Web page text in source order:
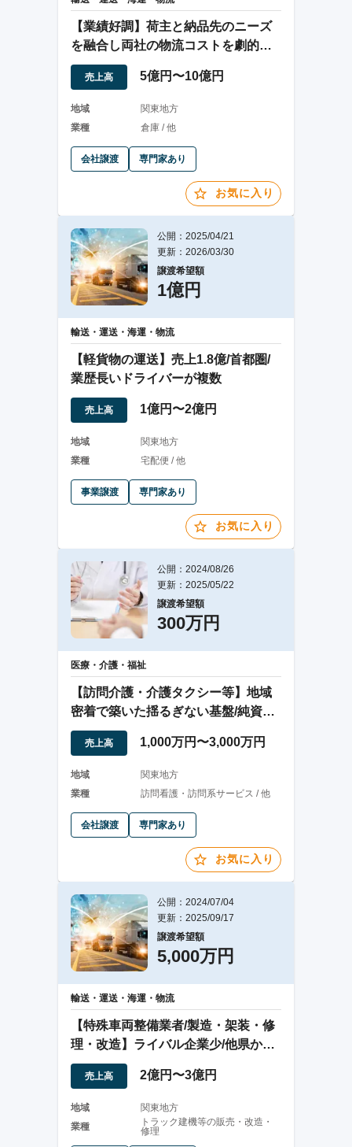
【業績好調】荷主と納品先のニーズ
を融合し両社の物流コストを劇的に
削減する物流会社
売上高 5億円〜10億円
地域
関東地方
業種
倉庫 / 他
会社譲渡 専門家あり
お気に入り
公開：2025/04/21
更新：2026/03/30
譲渡希望額
1億円
輸送・運送・海運・物流
【軽貨物の運送】売上1.8億/首都圏/
業歴長いドライバーが複数
売上高 1億円〜2億円
地域
関東地方
業種
宅配便 / 他
事業譲渡 専門家あり
お気に入り
公開：2024/08/26
更新：2025/05/22
譲渡希望額
300万円
医療・介護・福祉
【訪問介護・介護タクシー等】地域
密着で築いた揺るぎない基盤/純資産
＞譲渡金額
売上高 1,000万円〜3,000万円
地域
関東地方
業種
訪問看護・訪問系サービス / 他
会社譲渡 専門家あり
お気に入り
公開：2024/07/04
更新：2025/09/17
譲渡希望額
5,000万円
輸送・運送・海運・物流
【特殊車両整備業者/製造・架装・修
理・改造】ライバル企業少/他県から
も依頼あり
売上高 2億円〜3億円
地域
関東地方
業種
トラック建機等の販売・改造・
修理